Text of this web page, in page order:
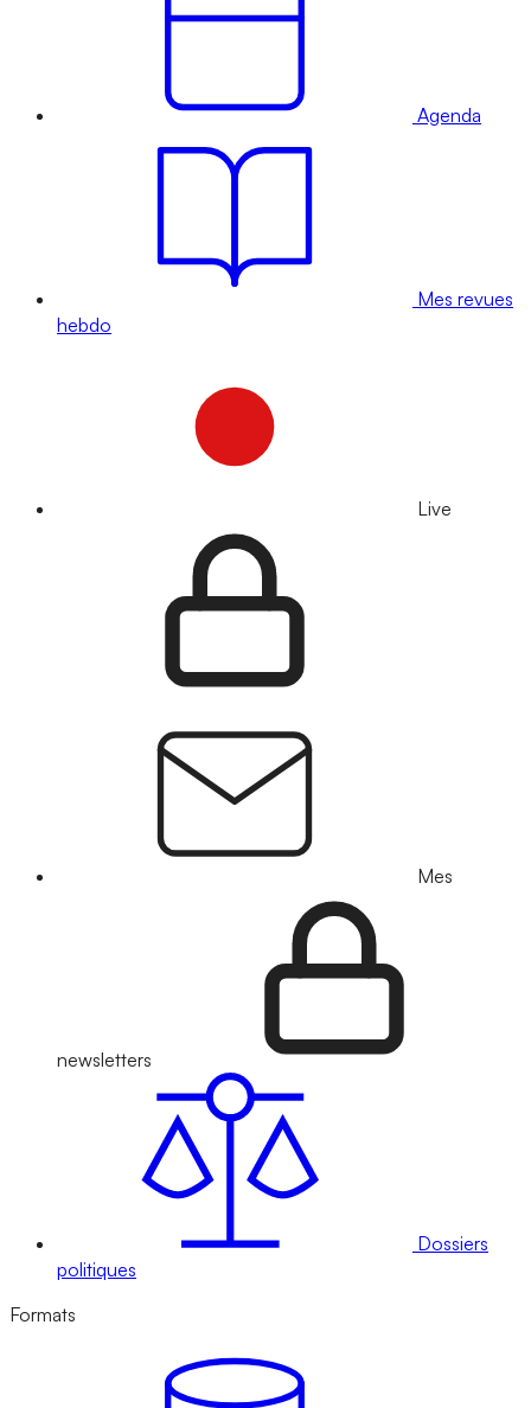
Agenda
Mes revues
hebdo
Live
Mes
newsletters
Dossiers
politiques
Formats